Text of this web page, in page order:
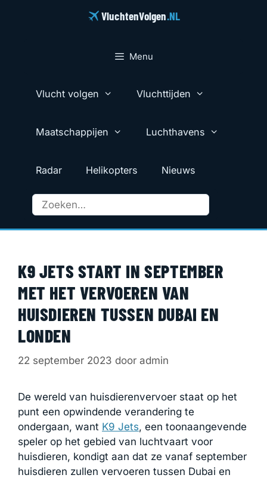
VluchtenVolgen.NL
Menu
Vlucht volgen Vluchttijden
Maatschappijen Luchthavens
Radar Helikopters Nieuws
K9 JETS START IN SEPTEMBER
MET HET VERVOEREN VAN
HUISDIEREN TUSSEN DUBAI EN
LONDEN
22 september 2023 door admin
De wereld van huisdierenvervoer staat op het
punt een opwindende verandering te
ondergaan, want K9 Jets, een toonaangevende
speler op het gebied van luchtvaart voor
huisdieren, kondigt aan dat ze vanaf september
huisdieren zullen vervoeren tussen Dubai en